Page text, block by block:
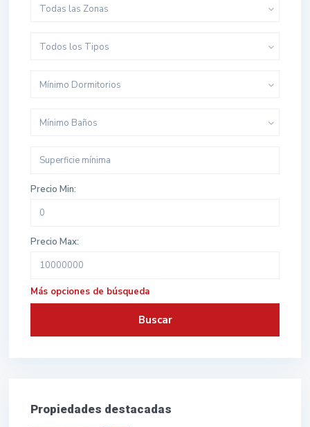
Todas las Zonas
Todos los Tipos
Mínimo Dormitorios
Mínimo Baños
Precio Min:
Precio Max:
Más opciones de búsqueda
Buscar
Propiedades destacadas